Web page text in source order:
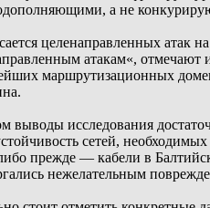
а не
целенаправленных атак
атакам«, отмечают
маршрутизационных
выводы исследования
сетей,
прежде — кабели в
нежелательным